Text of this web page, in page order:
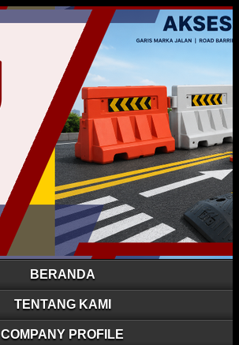
BERANDA
TENTANG KAMI
COMPANY PROFILE